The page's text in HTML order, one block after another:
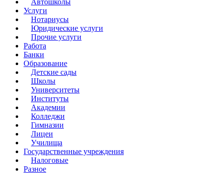
Услуги
Нотариусы
Юридические услуги
Прочие услуги
Работа
Банки
Образование
Детские сады
Школы
Университеты
Институты
Академии
Колледжи
Гимназии
Лицеи
Училища
Государственные учреждения
Налоговые
Разное